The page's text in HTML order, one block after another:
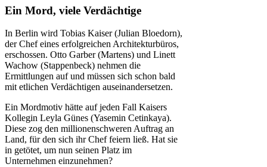
Ein Mord, viele Verdächtige
In Berlin wird Tobias Kaiser (Julian Bloedorn),
der Chef eines erfolgreichen Architekturbüros,
erschossen. Otto Garber (Martens) und Linett
Wachow (Stappenbeck) nehmen die
Ermittlungen auf und müssen sich schon bald
mit etlichen Verdächtigen auseinandersetzen.
Ein Mordmotiv hätte auf jeden Fall Kaisers
Kollegin Leyla Günes (Yasemin Cetinkaya).
Diese zog den millionenschweren Auftrag an
Land, für den sich ihr Chef feiern ließ. Hat sie
in getötet, um nun seinen Platz im
Unternehmen einzunehmen?